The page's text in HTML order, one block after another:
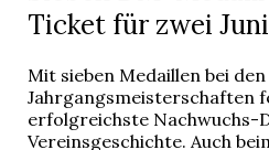
Ticket für zwei
Mit sieben Medaillen bei
Jahrgangsmeisterschaften
erfolgreichste Nachwuchs-
Vereinsgeschichte. Auch